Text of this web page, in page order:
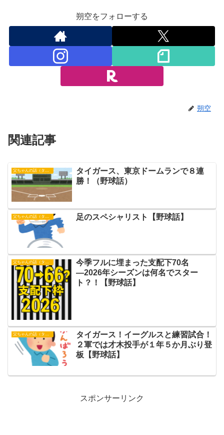
朔空をフォローする
朔空
関連記事
父ちゃんの話（タイガース）
タイガース、東京ドームランで８連
勝！（野球話）
足のスペシャリスト【野球話】
父ちゃんの話（タイガース）
今季フルに埋まった支配下70名
―2026年シーズンは何名でスター
ト？！【野球話】
父ちゃんの話（タイガース）
タイガース！イーグルスと練習試合！
２軍では才木投手が１年５か月ぶり登
板【野球話】
スポンサーリンク